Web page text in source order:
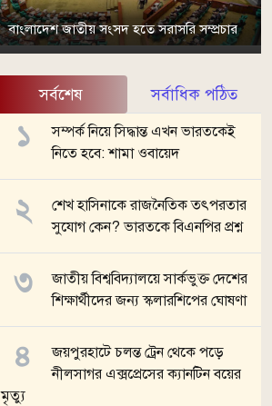
বাংলাদেশ জাতীয় সংসদ হতে সরাসরি সম্প্রচার
সর্বশেষ সর্বাধিক পঠিত
সম্পর্ক নিয়ে সিদ্ধান্ত এখন ভারতকেই
নিতে হবে: শামা ওবায়েদ
শেখ হাসিনাকে রাজনৈতিক তৎপরতার
সুযোগ কেন? ভারতকে বিএনপির প্রশ্ন
জাতীয় বিশ্ববিদ্যালয়ে সার্কভুক্ত দেশের
শিক্ষার্থীদের জন্য স্কলারশিপের ঘোষণা
জয়পুরহাটে চলন্ত ট্রেন থেকে পড়ে
নীলসাগর এক্সপ্রেসের ক্যানটিন বয়ের
মৃত্যু